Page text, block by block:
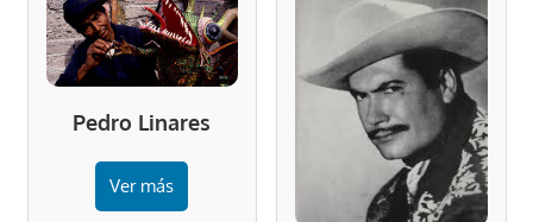
Pedro Linares
Ver más